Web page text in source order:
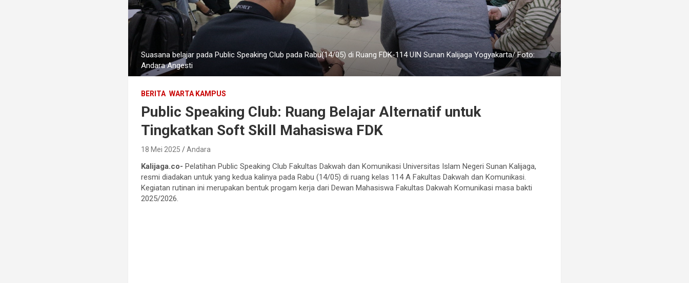
Suasana belajar pada Public Speaking Club pada Rabu(14/05) di Ruang FDK-114 UIN Sunan Kalijaga Yogyakarta/ Foto:
Andara Angesti
BERITA WARTA KAMPUS
Public Speaking Club: Ruang Belajar Alternatif untuk
Tingkatkan Soft Skill Mahasiswa FDK
18 Mei 2025 Andara
Kalijaga.co- Pelatihan Public Speaking Club Fakultas Dakwah dan Komunikasi Universitas Islam Negeri Sunan Kalijaga,
resmi diadakan untuk yang kedua kalinya pada Rabu (14/05) di ruang kelas 114 A Fakultas Dakwah dan Komunikasi.
Kegiatan rutinan ini merupakan bentuk progam kerja dari Dewan Mahasiswa Fakultas Dakwah Komunikasi masa bakti
2025/2026.